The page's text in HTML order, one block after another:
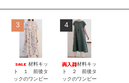
3
材料キッ
ト １ 前後タ
ックのワンピー
4
材料キッ
ト ２ 前後タ
ックのワンピー